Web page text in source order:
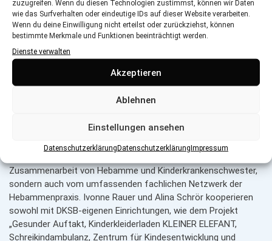
zuzugreifen. Wenn du diesen Technologien zustimmst, können wir Daten
wie das Surfverhalten oder eindeutige IDs auf dieser Website verarbeiten.
Wenn du deine Einwilligung nicht erteilst oder zurückziehst, können
bestimmte Merkmale und Funktionen beeinträchtigt werden.
Dienste verwalten
Akzeptieren
Ablehnen
Einstellungen ansehen
DatenschutzerklärungDatenschutzerklärungImpressum
Hilfreiches Netzwerk
In den Praxisräumen können Säuglinge untersucht werden,
Hand­griffe wie Wickeln oder Stillen gezeigt und Spiel- und
Bewe­gungs­gruppen veranstaltet werden. Gerade Spielgruppen
auf diese Weise Kontakte knüpfen und sich mit anderen jungen
Die Familien, die von der Hebammenpraxis „Schützende Hände“
Zusammenarbeit von Hebamme und Kinderkrankenschwester,
sondern auch vom umfassenden fachlichen Netzwerk der
Hebammenpraxis. Ivonne Rauer und Alina Schrör kooperieren
sowohl mit DKSB-eigenen Einrichtungen, wie dem Projekt
„Gesunder Auftakt, Kinderkleiderladen KLEINER ELEFANT,
Schreikindambulanz, Zentrum für Kindesentwicklung und